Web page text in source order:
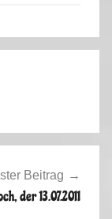
Beitrag
der 13.07.2011